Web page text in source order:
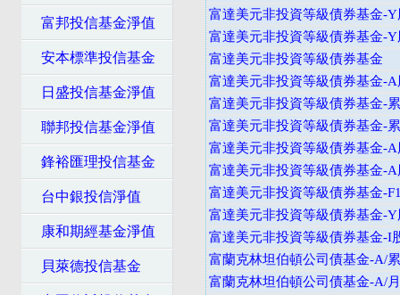
富邦投信基金淨值
安本標準投信基金
日盛投信基金淨值
聯邦投信基金淨值
鋒裕匯理投信基金
台中銀投信淨值
康和期經基金淨值
貝萊德投信基金
富達美元非投資等級債券基金-
富達美元非投資等級債券基金-
富達美元非投資等級債券基金
富達美元非投資等級債券基金-
富達美元非投資等級債券基金-
富達美元非投資等級債券基金-
富達美元非投資等級債券基金-
富達美元非投資等級債券基金-
富達美元非投資等級債券基金-
富達美元非投資等級債券基金-
富達美元非投資等級債券基金-I
富蘭克林坦伯頓公司債基金-A/
富蘭克林坦伯頓公司債基金-A/